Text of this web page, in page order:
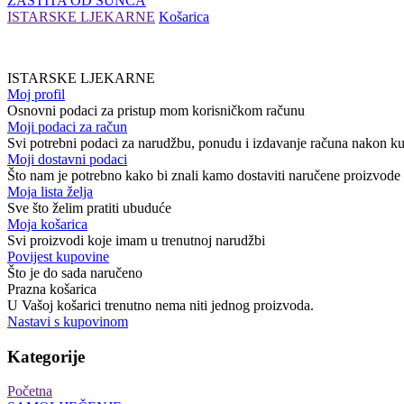
ISTARSKE LJEKARNE Košarica
ISTARSKE LJEKARNE
Moj profil
Osnovni podaci za pristup mom korisničkom računu
Moji podaci za račun
Svi potrebni podaci za narudžbu, ponudu i izdavanje računa nakon
Moji dostavni podaci
Što nam je potrebno kako bi znali kamo dostaviti naručene proizvode
Moja lista želja
Sve što želim pratiti ubuduće
Moja košarica
Svi proizvodi koje imam u trenutnoj narudžbi
Povijest kupovine
Što je do sada naručeno
Prazna košarica
U Vašoj košarici trenutno nema niti jednog proizvoda.
Nastavi s kupovinom
Kategorije
Početna